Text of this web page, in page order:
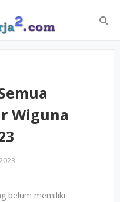
Wiguna
belum memiliki